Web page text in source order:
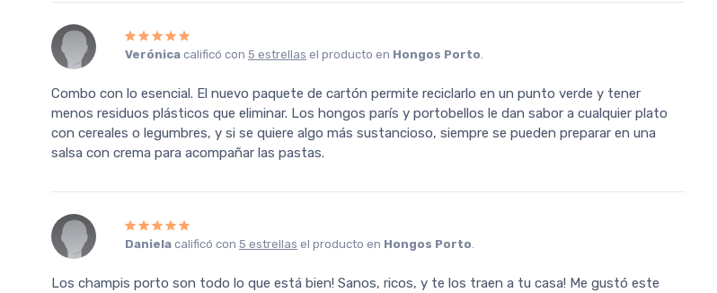
Verónica calificó con 5 estrellas el producto en Hongos Porto
Combo con lo esencial. El nuevo paquete de cartón permite reciclarlo en un punto verde y tener
menos residuos plásticos que eliminar. Los hongos parís y portobellos le dan sabor a cualquier plato
con cereales o legumbres, y si se quiere algo más sustancioso, siempre se pueden preparar en una
salsa con crema para acompañar las pastas.
Daniela calificó con 5 estrellas el producto en Hongos Porto
Los champis porto son todo lo que está bien! Sanos, ricos, y te los traen a tu casa! Me gustó este